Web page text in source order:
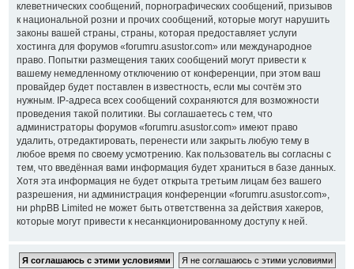
клеветнических сообщений, порнографических сообщений, призывов
к национальной розни и прочих сообщений, которые могут нарушить
законы вашей страны, страны, которая предоставляет услуги
хостинга для форумов «forumru.asustor.com» или международное
право. Попытки размещения таких сообщений могут привести к
вашему немедленному отключению от конференции, при этом ваш
провайдер будет поставлен в известность, если мы сочтём это
нужным. IP-адреса всех сообщений сохраняются для возможности
проведения такой политики. Вы соглашаетесь с тем, что
администраторы форумов «forumru.asustor.com» имеют право
удалить, отредактировать, перенести или закрыть любую тему в
любое время по своему усмотрению. Как пользователь вы согласны с
тем, что введённая вами информация будет храниться в базе данных.
Хотя эта информация не будет открыта третьим лицам без вашего
разрешения, ни администрация конференции «forumru.asustor.com»,
ни phpBB Limited не может быть ответственна за действия хакеров,
которые могут привести к несанкционированному доступу к ней.